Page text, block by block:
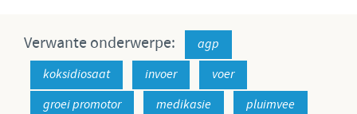
Verwante onderwerpe:
agp
koksidiosaat
invoer
voer
groei promotor
medikasie
pluimvee